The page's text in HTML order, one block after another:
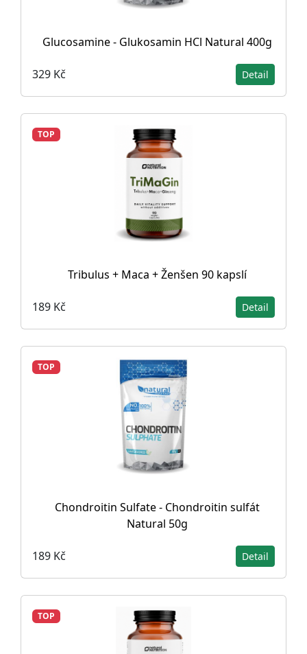
Glucosamine - Glukosamin HCl Natural 400g
329 Kč Detail
TOP
Tribulus + Maca + Ženšen 90 kapslí
189 Kč Detail
TOP
Chondroitin Sulfate - Chondroitin sulfát
Natural 50g
189 Kč Detail
TOP